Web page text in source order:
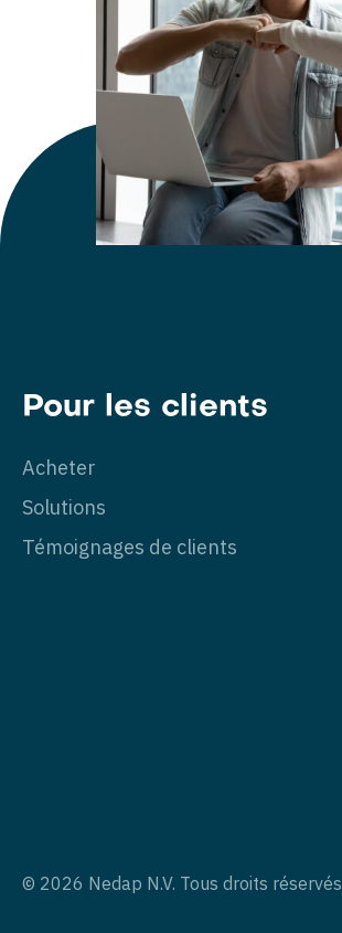
Pour les clients
Acheter
Solutions
Témoignages de clients
© 2026 Nedap N.V. Tous droits réservés